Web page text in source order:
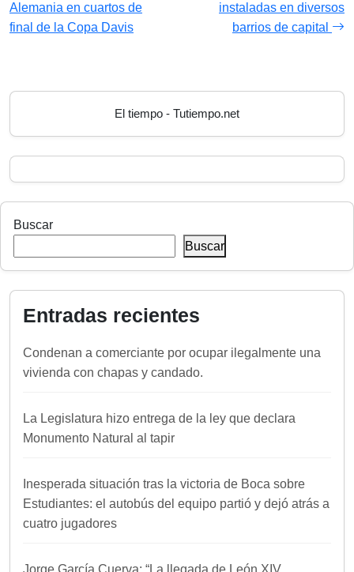
Alemania en cuartos de
final de la Copa Davis
instaladas en diversos
barrios de capital
El tiempo - Tutiempo.net
Buscar
Buscar
Entradas recientes
Condenan a comerciante por ocupar ilegalmente una
vivienda con chapas y candado.
La Legislatura hizo entrega de la ley que declara
Monumento Natural al tapir
Inesperada situación tras la victoria de Boca sobre
Estudiantes: el autobús del equipo partió y dejó atrás a
cuatro jugadores